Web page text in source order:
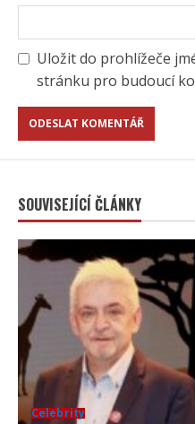
Uložit do prohlížeče
stránku pro budoucí
SOUVISEJÍCÍ ČLÁNKY
Celebrity